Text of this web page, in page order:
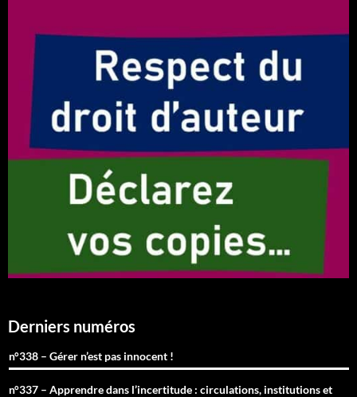
Derniers numéros
n°338 – Gérer n’est pas innocent !
n°337 – Apprendre dans l’incertitude : circulations, institutions et